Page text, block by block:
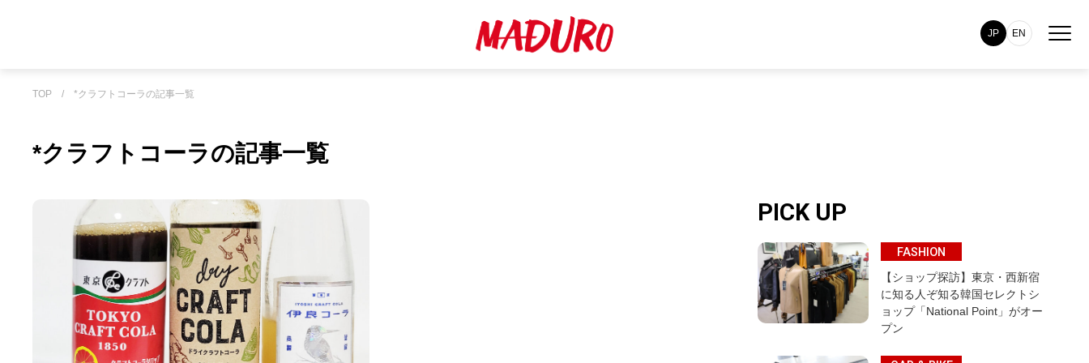
JP EN
TOP / *クラフトコーラの記事一覧
*クラフトコーラの記事一覧
PICK UP
FASHION
【ショップ探訪】東京・西新宿
に知る人ぞ知る韓国セレクトシ
ョップ「National Point」がオー
プン